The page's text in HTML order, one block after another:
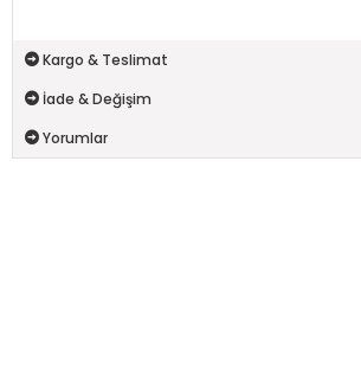
Kargo & Teslimat
İade & Değişim
Yorumlar